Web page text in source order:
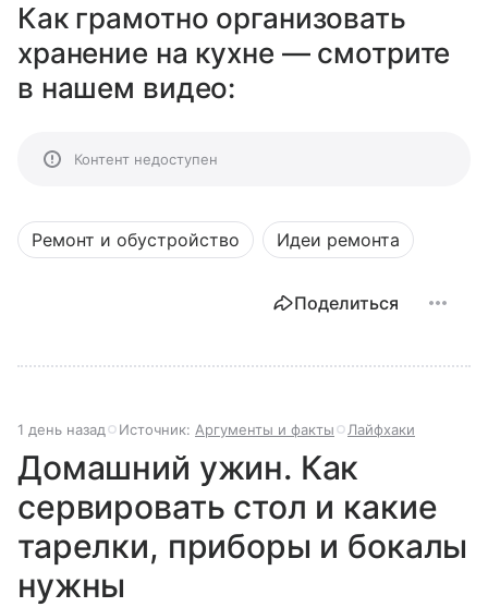
Как грамотно организовать
хранение на кухне — смотрите
в нашем видео:
Контент недоступен
Ремонт и обустройство Идеи ремонта
Поделиться
1 день назад Источник: Аргументы и факты Лайфхаки
Домашний ужин. Как
сервировать стол и какие
тарелки, приборы и бокалы
нужны